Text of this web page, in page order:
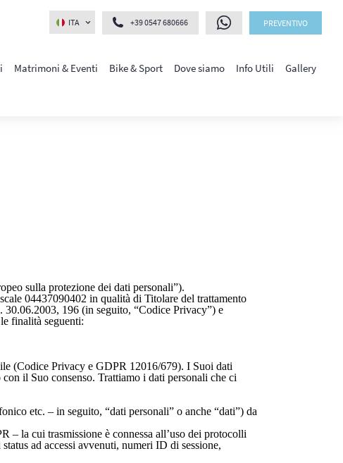
ITA +39 0547 680666 PREVENTIVO
Matrimoni & Eventi Bike & Sport Dove siamo Info Utili Gallery
sulla protezione dei dati personali”).
04437090402 in qualità di Titolare del trattamento
196 (in seguito, “Codice Privacy”) e
finalità seguenti:
(Codice Privacy e GDPR 12016/679). I Suoi dati
il Suo consenso. Trattiamo i dati personali che ci
etc. – in seguito, “dati personali” o anche “dati”) da
– la cui trasmissione è connessa all’uso dei protocolli
ad accessi avvenuti, numeri ID di sessione,